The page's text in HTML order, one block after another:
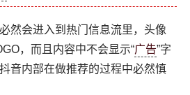
然会进入到热门信息流里，头像
，而且内容中不会显示“广告”字
音内部在做推荐的过程中必然慎